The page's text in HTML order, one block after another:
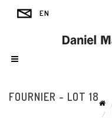
FOURNIER - LOT 18